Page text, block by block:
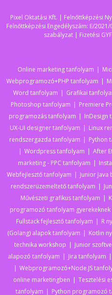
Pixel Oktatási Kft. | Felnőttképzési
Felnőttképzési Engedélyszám: E/
szabályzat| Fizetési
Online marketing tanfolyam
Webprogramozó+PHP tanfolyam
Word tanfolyam
Grafikai
Photoshop tanfolyam
Premiere
programozás tanfolyam
InDesign
UX-UI designer tanfolyam
Linux
rendszergazda tanfolyam
Python
Wordpress tanfolyam
After
marketing - PPC tanfolyam
Webfejlesztő tanfolyam
Junior
rendszerüzemeltető tanfolyam
Művészeti grafikus tanfolyam
programozó tanfolyam gyerekeknek
Fullstack fejlesztő tanfolyam
R
(Golang) alapok tanfolyam
Kotlin
technika workshop
Junior
alapozó tanfolyam
Jira tanfolyam
Webprogramozó+Node.JS
online marketingben
Tesztelési
tanfolyam
Python programozó